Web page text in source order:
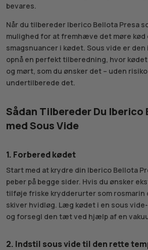
bevares.
Når du tilbereder Iberico Bellota Presa
mulighed for at fremhæve det møre kød
smagsnuancer i kødet. Sous vide er
opnå en perfekt tilberedning, hvor
og mørt, som du ønsker det – uden
undertilberede det.
Sådan Tilbereder Du Iberico
med Sous Vide
1. Forbered kødet
Start med at krydre din Iberico Bellota
peber på begge sider. Hvis du ønsker
tilføje friske krydderurter som rosmarin
skiver hvidløg. Læg kødet i en sous
og forsegl den tæt ved hjælp af en
2. Indstil sous vide til den rette